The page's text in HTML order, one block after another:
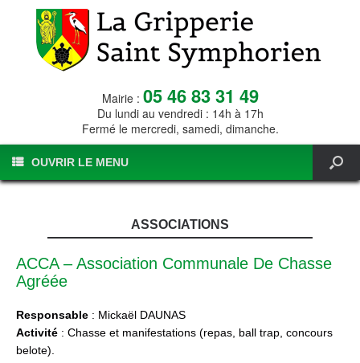
Mairie : 05 46 83 31 49
Du lundi au vendredi : 14h à 17h
Fermé le mercredi, samedi, dimanche.
OUVRIR LE MENU
ASSOCIATIONS
ACCA – Association Communale De Chasse
Agréée
Responsable : Mickaël DAUNAS
Activité : Chasse et manifestations (repas, ball trap, concours
belote).